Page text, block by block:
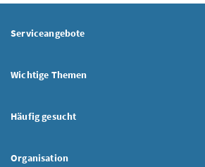
Serviceangebote
Wichtige Themen
Häufig gesucht
Organisation